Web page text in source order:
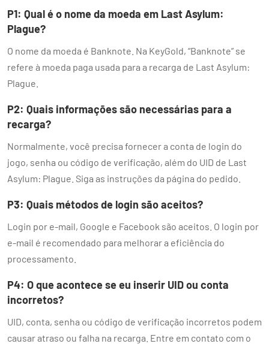
P1: Qual é o nome da moeda em Last Asylum:
Plague?
O nome da moeda é Banknote. Na KeyGold, “Banknote” se
refere à moeda paga usada para a recarga de Last Asylum:
Plague.
P2: Quais informações são necessárias para a
recarga?
Normalmente, você precisa fornecer a conta de login do
jogo, senha ou código de verificação, além do UID de Last
Asylum: Plague. Siga as instruções da página do pedido.
P3: Quais métodos de login são aceitos?
Login por e-mail, Google e Facebook são aceitos. O login por
e-mail é recomendado para melhorar a eficiência do
processamento.
P4: O que acontece se eu inserir UID ou conta
incorretos?
UID, conta, senha ou código de verificação incorretos podem
causar atraso ou falha na recarga. Entre em contato com o